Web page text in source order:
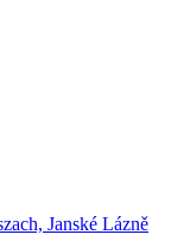
Janské Lázně